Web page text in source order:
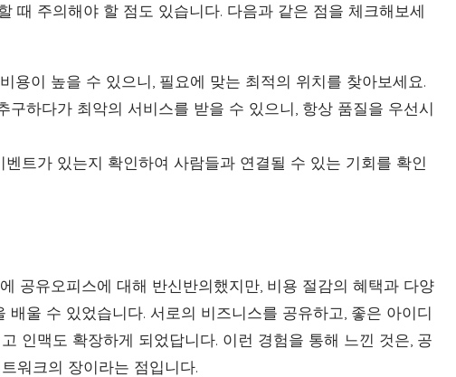
때 주의해야 할 점도 있습니다. 다음과 같은 점을 체크해보세
용이 높을 수 있으니, 필요에 맞는 최적의 위치를 찾아보세요.
구하다가 최악의 서비스를 받을 수 있으니, 항상 품질을 우선시
벤트가 있는지 확인하여 사람들과 연결될 수 있는 기회를 확인
공유오피스에 대해 반신반의했지만, 비용 절감의 혜택과 다양
울 수 있었습니다. 서로의 비즈니스를 공유하고, 좋은 아이디
인맥도 확장하게 되었답니다. 이런 경험을 통해 느낀 것은, 공
워크의 장이라는 점입니다.